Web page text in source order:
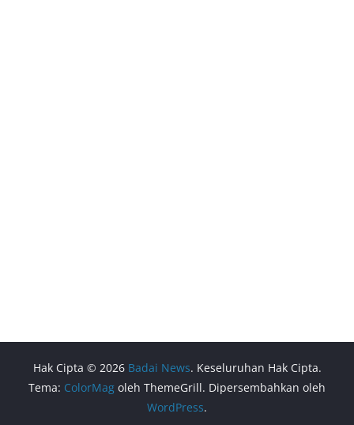
Hak Cipta © 2026 Badai News. Keseluruhan Hak Cipta.
Tema: ColorMag oleh ThemeGrill. Dipersembahkan oleh
WordPress.